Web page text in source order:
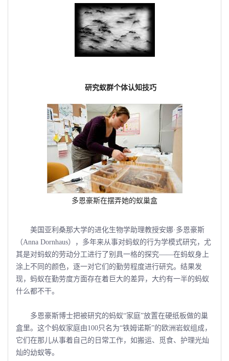
研究蚁群个体认知技巧
多恩豪斯在摆弄她的蚁巢盒
美国亚利桑那大学的进化生物学助理教授安娜·多恩豪斯
（Anna Dornhaus），多年来从事对蚂蚁的行为学模式研究，尤
其是对蚂蚁的劳动分工进行了别具一格的探究――在蚂蚁身上
涂上不同的颜色，逐一对它们的勤劳程度进行研究。结果发
现，蚂蚁在勤劳度方面存在着巨大的差异，大约有一半的蚂蚁
什么都不干。
多恩豪斯博士把被研究的蚂蚁“家庭”放置在硬纸板做的巢
盒里。这个蚂蚁家庭由100只名为“铁姆诺斯”的欧洲岩蚁组成，
它们在那儿从事着自己的日常工作，如搬运、觅食、护理光灿
灿的幼蚁等。